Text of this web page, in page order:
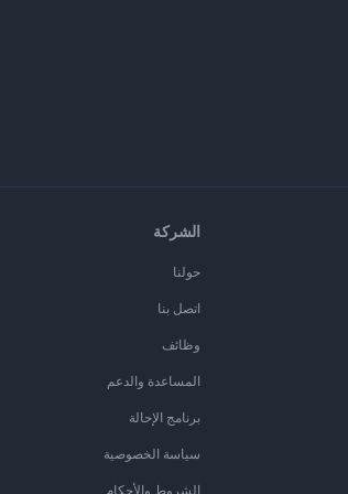
الشركة
حولنا
اتصل بنا
وظائف
المساعدة والدعم
برنامج الإحالة
سياسة الخصوصية
الشروط والأحكام